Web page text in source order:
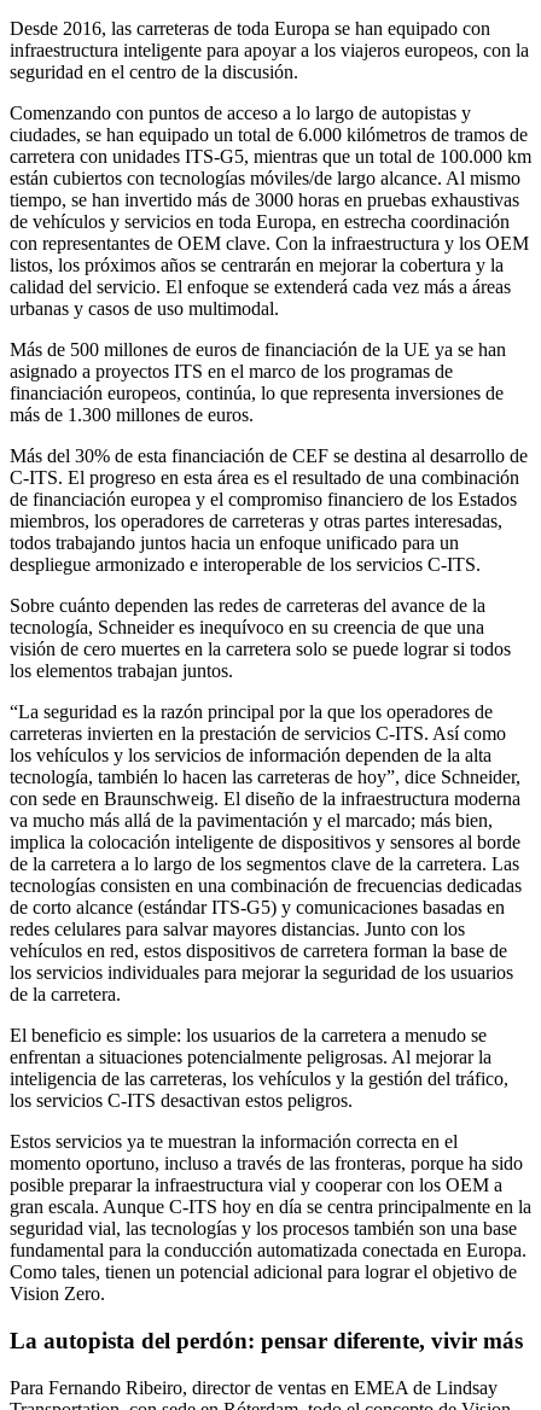
Desde 2016, las carreteras de toda Europa se han equipado con
infraestructura inteligente para apoyar a los viajeros europeos, con la
seguridad en el centro de la discusión.
Comenzando con puntos de acceso a lo largo de autopistas y
ciudades, se han equipado un total de 6.000 kilómetros de tramos de
carretera con unidades ITS-G5, mientras que un total de 100.000 km
están cubiertos con tecnologías móviles/de largo alcance. Al mismo
tiempo, se han invertido más de 3000 horas en pruebas exhaustivas
de vehículos y servicios en toda Europa, en estrecha coordinación
con representantes de OEM clave. Con la infraestructura y los OEM
listos, los próximos años se centrarán en mejorar la cobertura y la
calidad del servicio. El enfoque se extenderá cada vez más a áreas
urbanas y casos de uso multimodal.
Más de 500 millones de euros de financiación de la UE ya se han
asignado a proyectos ITS en el marco de los programas de
financiación europeos, continúa, lo que representa inversiones de
más de 1.300 millones de euros.
Más del 30% de esta financiación de CEF se destina al desarrollo de
C-ITS. El progreso en esta área es el resultado de una combinación
de financiación europea y el compromiso financiero de los Estados
miembros, los operadores de carreteras y otras partes interesadas,
todos trabajando juntos hacia un enfoque unificado para un
despliegue armonizado e interoperable de los servicios C-ITS.
Sobre cuánto dependen las redes de carreteras del avance de la
tecnología, Schneider es inequívoco en su creencia de que una
visión de cero muertes en la carretera solo se puede lograr si todos
los elementos trabajan juntos.
“La seguridad es la razón principal por la que los operadores de
carreteras invierten en la prestación de servicios C-ITS. Así como
los vehículos y los servicios de información dependen de la alta
tecnología, también lo hacen las carreteras de hoy”, dice Schneider,
con sede en Braunschweig. El diseño de la infraestructura moderna
va mucho más allá de la pavimentación y el marcado; más bien,
implica la colocación inteligente de dispositivos y sensores al borde
de la carretera a lo largo de los segmentos clave de la carretera. Las
tecnologías consisten en una combinación de frecuencias dedicadas
de corto alcance (estándar ITS-G5) y comunicaciones basadas en
redes celulares para salvar mayores distancias. Junto con los
vehículos en red, estos dispositivos de carretera forman la base de
los servicios individuales para mejorar la seguridad de los usuarios
de la carretera.
El beneficio es simple: los usuarios de la carretera a menudo se
enfrentan a situaciones potencialmente peligrosas. Al mejorar la
inteligencia de las carreteras, los vehículos y la gestión del tráfico,
los servicios C-ITS desactivan estos peligros.
Estos servicios ya te muestran la información correcta en el
momento oportuno, incluso a través de las fronteras, porque ha sido
posible preparar la infraestructura vial y cooperar con los OEM a
gran escala. Aunque C-ITS hoy en día se centra principalmente en la
seguridad vial, las tecnologías y los procesos también son una base
fundamental para la conducción automatizada conectada en Europa.
Como tales, tienen un potencial adicional para lograr el objetivo de
Vision Zero.
La autopista del perdón: pensar diferente, vivir más
Para Fernando Ribeiro, director de ventas en EMEA de Lindsay